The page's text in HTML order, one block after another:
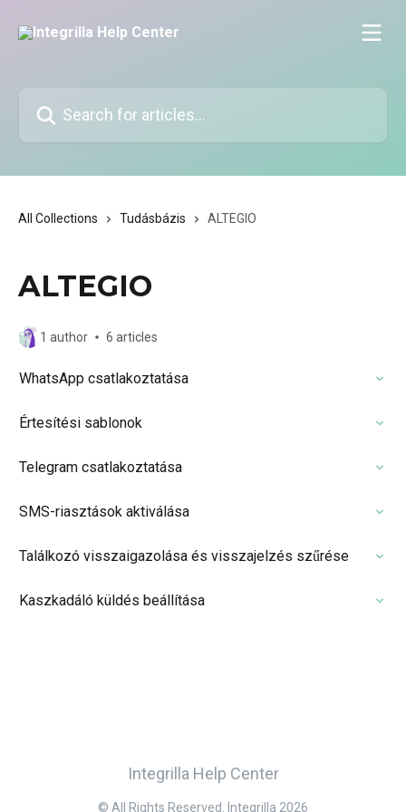
All Collections Tudásbázis ALTEGIO
ALTEGIO
1 author 6 articles
WhatsApp csatlakoztatása
Értesítési sablonok
Telegram csatlakoztatása
SMS-riasztások aktiválása
Találkozó visszaigazolása és visszajelzés szűrése
Kaszkadáló küldés beállítása
Integrilla Help Center
© All Rights Reserved. Integrilla 2026